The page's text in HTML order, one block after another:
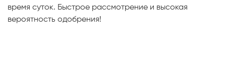
время суток. Быстрое рассмотрение и высокая
вероятность одобрения!